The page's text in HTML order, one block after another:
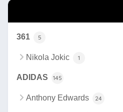
361 5
Nikola Jokic 1
ADIDAS 145
Anthony Edwards 24